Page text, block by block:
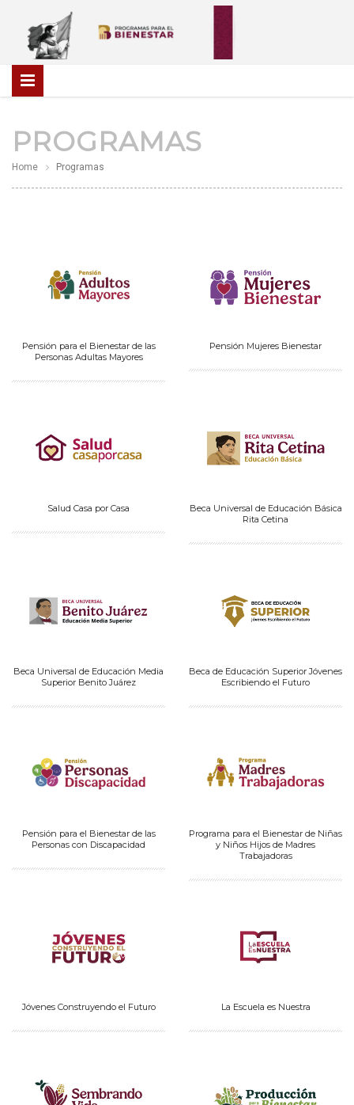
PROGRAMAS
Home Programas
Pensión para el Bienestar de las
Personas Adultas Mayores
Pensión Mujeres Bienestar
Salud Casa por Casa
Beca Universal de Educación Básica
Rita Cetina
Beca Universal de Educación Media
Superior Benito Juárez
Beca de Educación Superior Jóvenes
Escribiendo el Futuro
Pensión para el Bienestar de las
Personas con Discapacidad
Programa para el Bienestar de Niñas
y Niños Hijos de Madres
Trabajadoras
Jóvenes Construyendo el Futuro La Escuela es Nuestra